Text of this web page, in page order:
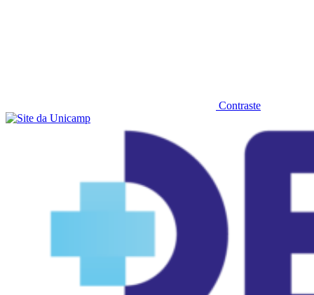
Contraste